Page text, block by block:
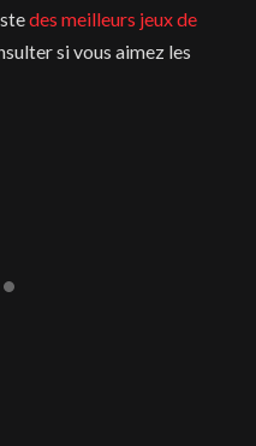
des meilleurs jeux de
si vous aimez les